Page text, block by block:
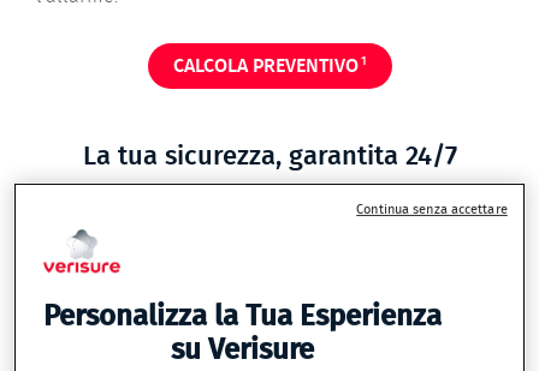
CALCOLA PREVENTIVO 1
La tua sicurezza, garantita 24/7
Personalizza la Tua Esperienza
su Verisure
Continua senza accettare